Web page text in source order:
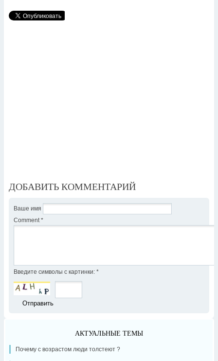
ДОБАВИТЬ КОММЕНТАРИЙ
Ваше имя
Comment *
Введите символы с картинки: *
АКТУАЛЬНЫЕ ТЕМЫ
Почему с возрастом люди толстеют ?